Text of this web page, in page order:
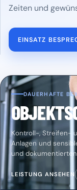
Zeiten und
EINSATZ
DAUERHAFTE
Kontroll-, Streifen-
Anlagen und
und
LEISTUNG ANSEHEN